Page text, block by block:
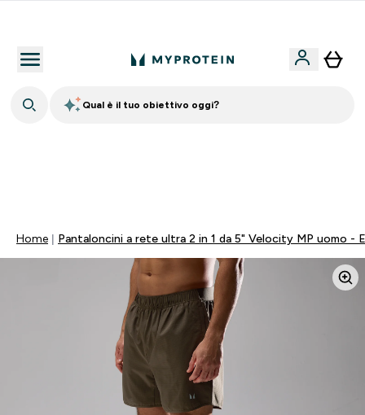
Qual è il tuo obiettivo oggi?
Home Pantaloncini a rete ultra 2 in 1 da 5" Velocity MP uomo -